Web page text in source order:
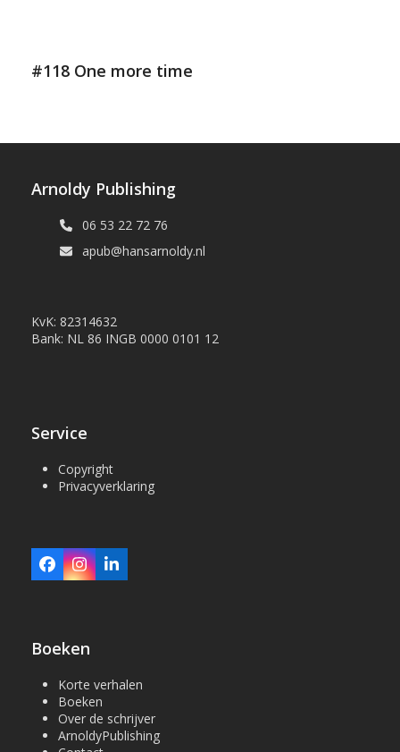
#118 One more time
Arnoldy Publishing
06 53 22 72 76
apub@hansarnoldy.nl
KvK: 82314632
Bank: NL 86 INGB 0000 0101 12
Service
Copyright
Privacyverklaring
Facebook
Instagram
LinkedIn
Boeken
Korte verhalen
Boeken
Over de schrijver
ArnoldyPublishing